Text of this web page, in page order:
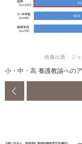
画像出典：ジ
小・中・高 養護教諭への